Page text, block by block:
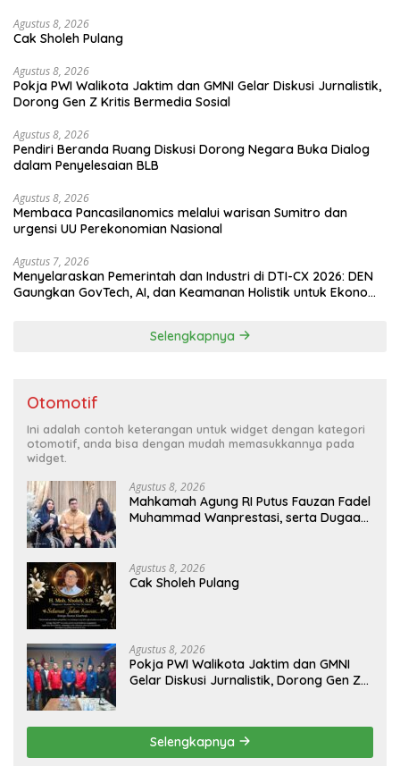
Agustus 8, 2026
Cak Sholeh Pulang
Agustus 8, 2026
Pokja PWI Walikota Jaktim dan GMNI Gelar Diskusi Jurnalistik,
Dorong Gen Z Kritis Bermedia Sosial
Agustus 8, 2026
Pendiri Beranda Ruang Diskusi Dorong Negara Buka Dialog
dalam Penyelesaian BLB
Agustus 8, 2026
Membaca Pancasilanomics melalui warisan Sumitro dan
urgensi UU Perekonomian Nasional
Agustus 7, 2026
Menyelaraskan Pemerintah dan Industri di DTI-CX 2026: DEN
Gaungkan GovTech, AI, dan Keamanan Holistik untuk Ekonomi
Selengkapnya
Otomotif
Ini adalah contoh keterangan untuk widget dengan kategori
otomotif, anda bisa dengan mudah memasukkannya pada
widget.
Agustus 8, 2026
Mahkamah Agung RI Putus Fauzan Fadel
Muhammad Wanprestasi, serta Dugaan
Agustus 8, 2026
Cak Sholeh Pulang
Agustus 8, 2026
Pokja PWI Walikota Jaktim dan GMNI
Gelar Diskusi Jurnalistik, Dorong Gen Z
Selengkapnya